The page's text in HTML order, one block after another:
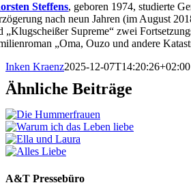
Steffens, geboren 1974, studierte
nach neun Jahren (im August
„Klugscheißer Supreme“ zwei
„Oma, Ouzo und andere
Inken Kraenz2025-12-07T14:20:26+02:00
Ähnliche Beiträge
A&T Pressebüro